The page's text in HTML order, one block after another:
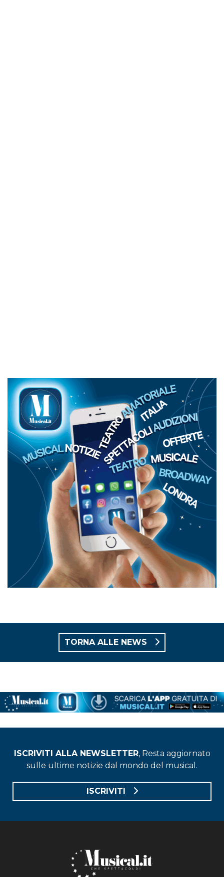
TORNA ALLE NEWS
ISCRIVITI ALLA NEWSLETTER, Resta aggiornato
sulle ultime notizie dal mondo del musical.
ISCRIVITI